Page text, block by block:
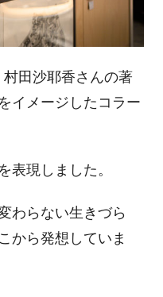
村田沙耶香さんの著
イメージしたコラー
表現しました。
わらない生きづら
から発想していま